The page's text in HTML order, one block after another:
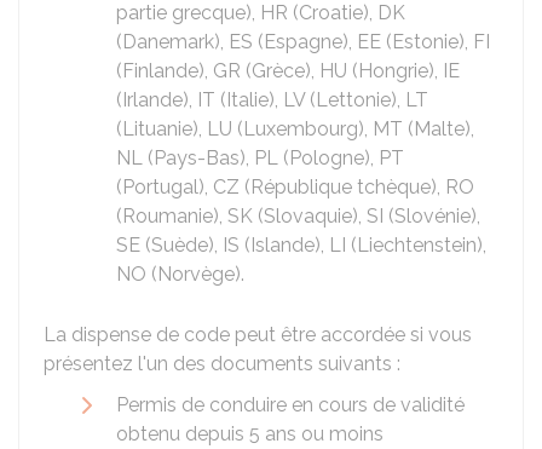
partie grecque), HR (Croatie), DK
(Danemark), ES (Espagne), EE (Estonie), FI
(Finlande), GR (Grèce), HU (Hongrie), IE
(Irlande), IT (Italie), LV (Lettonie), LT
(Lituanie), LU (Luxembourg), MT (Malte),
NL (Pays-Bas), PL (Pologne), PT
(Portugal), CZ (République tchèque), RO
(Roumanie), SK (Slovaquie), SI (Slovénie),
SE (Suède), IS (Islande), LI (Liechtenstein),
NO (Norvège).
La dispense de code peut être accordée si vous
présentez l'un des documents suivants :
Permis de conduire en cours de validité
obtenu depuis 5 ans ou moins